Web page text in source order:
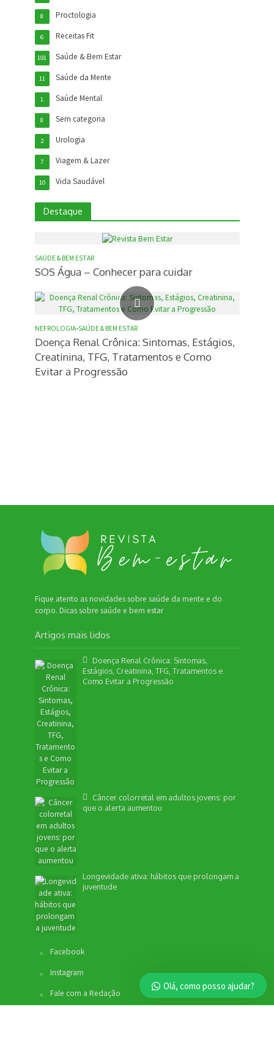
Proctologia
8
Receitas Fit
6
Saúde & Bem Estar
191
Saúde da Mente
11
Saúde Mental
1
Sem categoria
8
Urologia
2
Viagem & Lazer
7
Vida Saudável
10
Destaque
SAÚDE & BEM ESTAR
SOS Água – Conhecer para cuidar
NEFROLOGIA•SAÚDE & BEM ESTAR
Doença Renal Crônica: Sintomas, Estágios,
Creatinina, TFG, Tratamentos e Como
Evitar a Progressão
Fique atento as novidades sobre saúde da mente e do
corpo. Dicas sobre saúde e bem estar
Artigos mais lidos
Doença Renal Crônica: Sintomas,
Estágios, Creatinina, TFG, Tratamentos e
Como Evitar a Progressão
Câncer colorretal em adultos jovens: por
que o alerta aumentou
Longevidade ativa: hábitos que prolongam a
juventude
Facebook
Instagram
Fale com a Redação
Olá, como posso ajudar?